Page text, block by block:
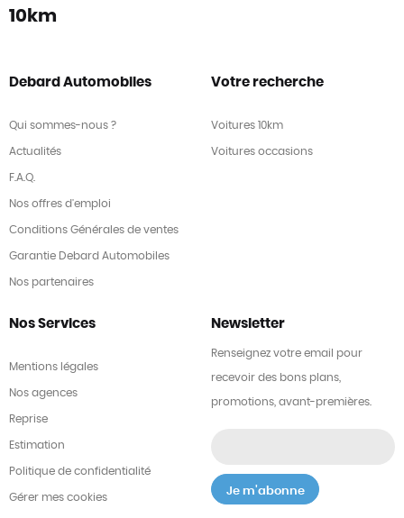
10km
Debard Automobiles
Qui sommes-nous ?
Actualités
F.A.Q.
Nos offres d'emploi
Conditions Générales de ventes
Garantie Debard Automobiles
Nos partenaires
Votre recherche
Voitures 10km
Voitures occasions
Nos Services
Mentions légales
Nos agences
Reprise
Estimation
Politique de confidentialité
Gérer mes cookies
Newsletter
Renseignez votre email pour
recevoir des bons plans,
promotions, avant-premières.